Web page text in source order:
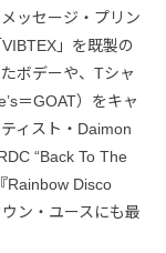
ッセージ・プリン
」を既製の
ボデーや、Tシャ
＝GOAT）をキャ
ィスト・Daimon
“Back To The
Rainbow Disco
ン・ユースにも最